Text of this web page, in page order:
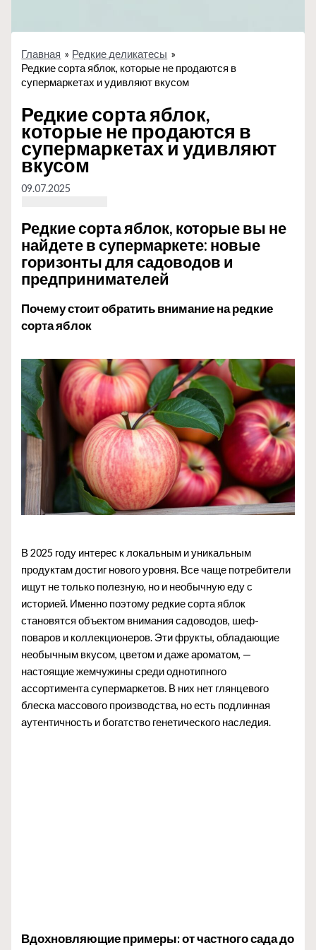
Главная
Редкие деликатесы
Редкие сорта яблок, которые не продаются в
супермаркетах и удивляют вкусом
Редкие сорта яблок,
которые не продаются в
супермаркетах и удивляют
вкусом
09.07.2025
Редкие сорта яблок, которые вы не
найдете в супермаркете: новые
горизонты для садоводов и
предпринимателей
Почему стоит обратить внимание на редкие
сорта яблок
В 2025 году интерес к локальным и уникальным
продуктам достиг нового уровня. Все чаще потребители
ищут не только полезную, но и необычную еду с
историей. Именно поэтому редкие сорта яблок
становятся объектом внимания садоводов, шеф-
поваров и коллекционеров. Эти фрукты, обладающие
необычным вкусом, цветом и даже ароматом, —
настоящие жемчужины среди однотипного
ассортимента супермаркетов. В них нет глянцевого
блеска массового производства, но есть подлинная
аутентичность и богатство генетического наследия.
Вдохновляющие примеры: от частного сада до